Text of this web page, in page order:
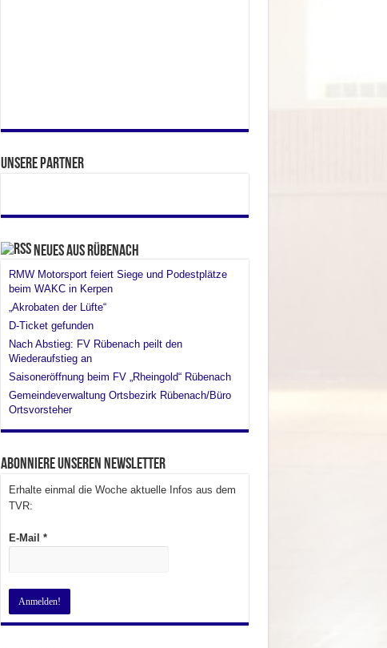
Unsere Partner
Neues aus Rübenach
RMW Motorsport feiert Siege und Podestplätze
beim WAKC in Kerpen
„Akrobaten der Lüfte“
D-Ticket gefunden
Nach Abstieg: FV Rübenach peilt den
Wiederaufstieg an
Saisoneröffnung beim FV „Rheingold“ Rübenach
Gemeindeverwaltung Ortsbezirk Rübenach/Büro
Ortsvorsteher
Abonniere unseren Newsletter
Erhalte einmal die Woche aktuelle Infos aus dem
TVR:
E-Mail *